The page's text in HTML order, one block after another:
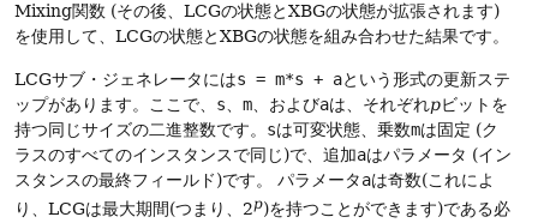
Mixing関数 (その後、LCGの状態とXBGの状態が拡張されます)
を使用して、LCGの状態とXBGの状態を組み合わせた結果です。
LCGサブ・ジェネレータにはs = m*s + aという形式の更新ステ
ップがあります。ここで、 s m 、およびaは、それぞれpビットを
持つ同じサイズの二進整数です。 sは可変状態、乗数mは固定 (ク
ラスのすべてのインスタンスで同じ)で、追加aはパラメータ (イン
スタンスの最終フィールド)です。
パラメータaは奇数(これによ
り、LCGは最大期間(つまり、2p)を持つことができます)である必